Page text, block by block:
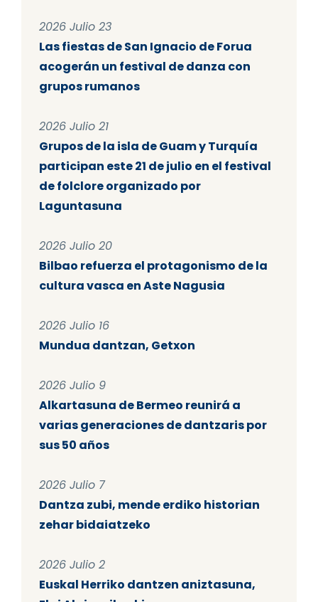
2026 Julio 23
Las fiestas de San Ignacio de Forua
acogerán un festival de danza con
grupos rumanos
2026 Julio 21
Grupos de la isla de Guam y Turquía
participan este 21 de julio en el festival
de folclore organizado por
Laguntasuna
2026 Julio 20
Bilbao refuerza el protagonismo de la
cultura vasca en Aste Nagusia
2026 Julio 16
Mundua dantzan, Getxon
2026 Julio 9
Alkartasuna de Bermeo reunirá a
varias generaciones de dantzaris por
sus 50 años
2026 Julio 7
Dantza zubi, mende erdiko historian
zehar bidaiatzeko
2026 Julio 2
Euskal Herriko dantzen aniztasuna,